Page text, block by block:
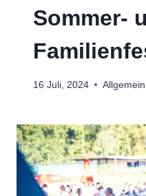
Sommer-
16 Juli, 2024 Allgemein